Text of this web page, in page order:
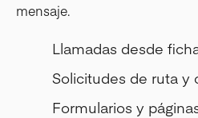
mensaje.
Llamadas desde
Solicitudes de ruta y
Formularios y